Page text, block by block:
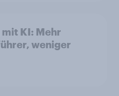
KI: Mehr
weniger